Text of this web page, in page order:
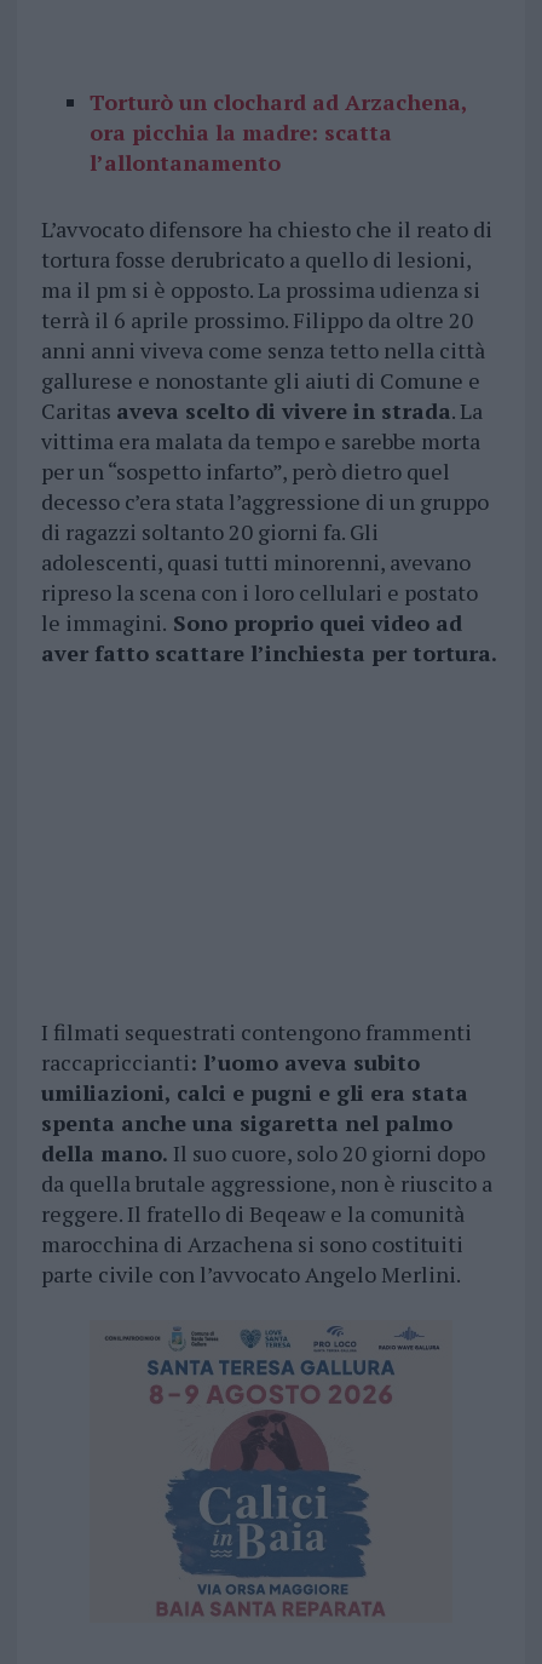
Torturò un clochard ad Arzachena,
ora picchia la madre: scatta
l’allontanamento
L’avvocato difensore ha chiesto che il reato di
tortura fosse derubricato a quello di lesioni,
ma il pm si è opposto. La prossima udienza si
terrà il 6 aprile prossimo. Filippo da oltre 20
anni anni viveva come senza tetto nella città
gallurese e nonostante gli aiuti di Comune e
Caritas aveva scelto di vivere in strada. La
vittima era malata da tempo e sarebbe morta
per un “sospetto infarto”, però dietro quel
decesso c’era stata l’aggressione di un gruppo
di ragazzi soltanto 20 giorni fa. Gli
adolescenti, quasi tutti minorenni, avevano
ripreso la scena con i loro cellulari e postato
le immagini. Sono proprio quei video ad
aver fatto scattare l’inchiesta per tortura.
I filmati sequestrati contengono frammenti
raccapriccianti: l’uomo aveva subito
umiliazioni, calci e pugni e gli era stata
spenta anche una sigaretta nel palmo
della mano. Il suo cuore, solo 20 giorni dopo
da quella brutale aggressione, non è riuscito a
reggere. Il fratello di Beqeaw e la comunità
marocchina di Arzachena si sono costituiti
parte civile con l’avvocato Angelo Merlini.